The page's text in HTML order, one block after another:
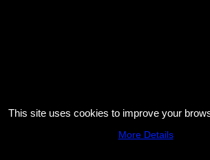
This site uses cookies to improve your
More Details